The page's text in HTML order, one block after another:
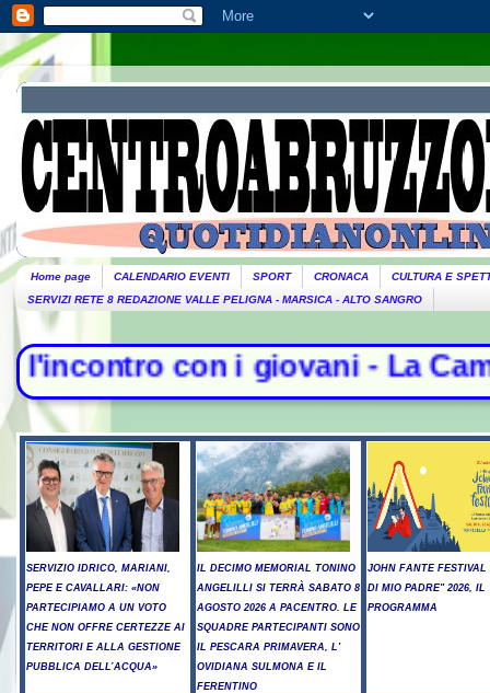
Home page CALENDARIO EVENTI SPORT CRONACA
CULTURA E
SERVIZI RETE 8 REDAZIONE VALLE PELIGNA - MARSICA - ALTO SANGRO
giovani - La Camera
SERVIZIO IDRICO, MARIANI,
PEPE E CAVALLARI: «NON
PARTECIPIAMO A UN VOTO
CHE NON OFFRE CERTEZZE AI
TERRITORI E ALLA GESTIONE
PUBBLICA DELL’ACQUA»
IL DECIMO MEMORIAL TONINO
ANGELILLI SI TERRÀ SABATO 8
AGOSTO 2026 A PACENTRO. LE
SQUADRE PARTECIPANTI SONO
IL PESCARA PRIMAVERA, L'
OVIDIANA SULMONA E IL
FERENTINO
JOHN FANTE
DI MIO PADRE" 2026, IL
PROGRAMMA